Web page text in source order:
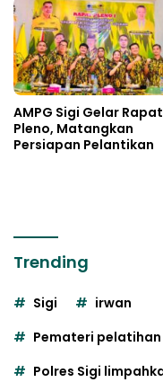
AMPG Sigi Gelar Rapat
Pleno, Matangkan
Persiapan Pelantikan
Trending
Sigi
irwan
Pemateri
Polres Sigi